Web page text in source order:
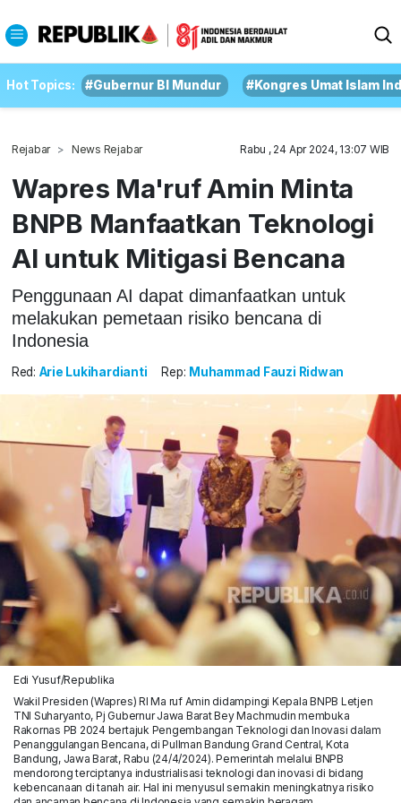
Hot Topics: #Gubernur BI Mundur #Kongres Umat Islam
Rejabar News Rejabar Rabu , 24 Apr 2024, 13:07 WIB
Wapres Ma'ruf Amin Minta
BNPB Manfaatkan Teknologi
AI untuk Mitigasi Bencana
Penggunaan AI dapat dimanfaatkan untuk
melakukan pemetaan risiko bencana di
Indonesia
Red: Arie Lukihardianti Rep: Muhammad Fauzi Ridwan
Edi Yusuf/Republika
Wakil Presiden (Wapres) RI Ma ruf Amin didampingi Kepala BNPB Letjen
TNI Suharyanto, Pj Gubernur Jawa Barat Bey Machmudin membuka
Rakornas PB 2024 bertajuk Pengembangan Teknologi dan Inovasi dalam
Penanggulangan Bencana, di Pullman Bandung Grand Central, Kota
Bandung, Jawa Barat, Rabu (24/4/2024). Pemerintah melalui BNPB
mendorong terciptanya industrialisasi teknologi dan inovasi di bidang
kebencanaan di tanah air. Hal ini menyusul semakin meningkatnya risiko